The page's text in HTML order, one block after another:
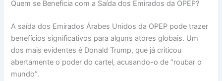
Quem se Beneficia com a Saída dos Emirados da OPEP?
A saída dos Emirados Árabes Unidos da OPEP pode trazer
benefícios significativos para alguns atores globais. Um
dos mais evidentes é Donald Trump, que já criticou
abertamente o poder do cartel, acusando-o de “roubar o
mundo”.